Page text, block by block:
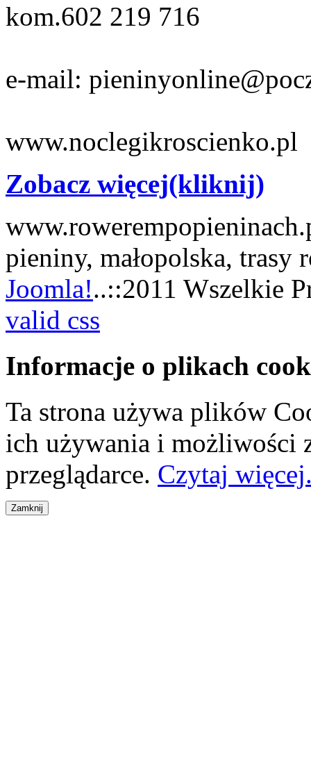
kom.602 219 716
e-mail:
www.noclegikroscienko.pl
Zobacz więcej(kliknij)
pieniny, małopolska, trasy
Joomla!..::2011 Wszelkie
valid css
Informacje o plikach
Ta strona używa plików
ich używania i możliwości
przeglądarce. Czytaj